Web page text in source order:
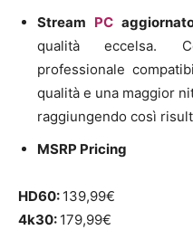
Stream PC
qualità eccelsa.
professionale
qualità e una maggior
raggiungendo così
MSRP Pricing
HD60: 139,99€
4k30: 179,99€